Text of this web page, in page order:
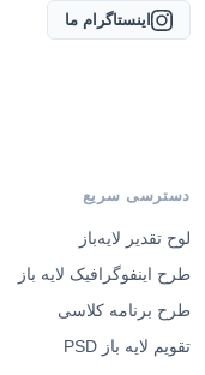
اینستاگرام ما
دسترسی سریع
لوح تقدیر لایه‌باز
طرح اینفوگرافیک لایه باز
طرح برنامه کلاسی
تقویم لایه باز PSD